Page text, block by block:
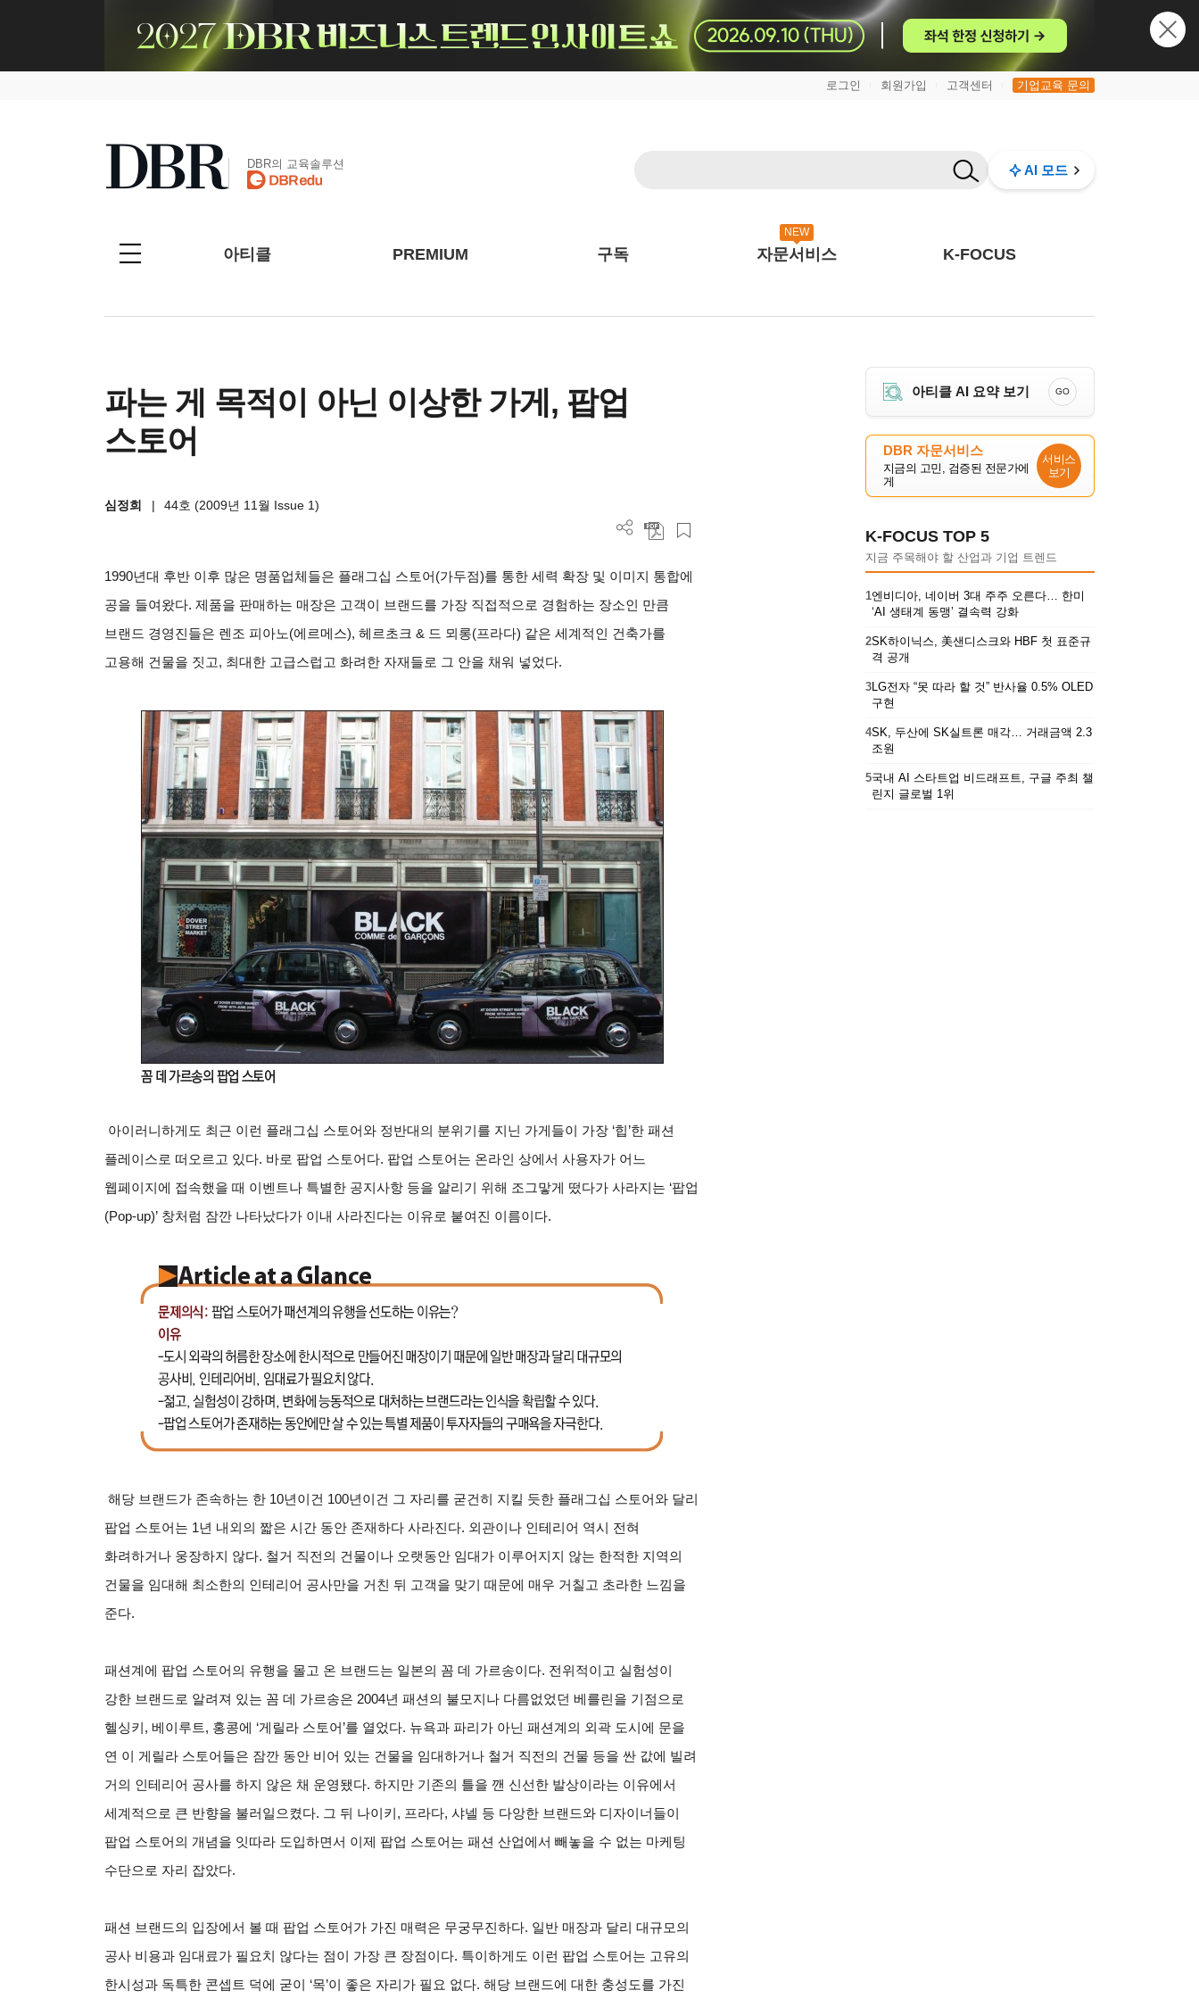
로그인 회원가입 고객센터 기업교육 문의
DBR의 교육솔루션 AI 모드
아티클 PREMIUM 구독
NEW
자문서비스 K-FOCUS
파는 게 목적이 아닌 이상한 가게, 팝업
스토어
심정희 | 44호 (2009년 11월 Issue 1)
1990년대 후반 이후 많은 명품업체들은 플래그십 스토어(가두점)를 통한 세력 확장 및 이미지 통합에
공을 들여왔다. 제품을 판매하는 매장은 고객이 브랜드를 가장 직접적으로 경험하는 장소인 만큼
브랜드 경영진들은 렌조 피아노(에르메스), 헤르초크 & 드 뫼롱(프라다) 같은 세계적인 건축가를
고용해 건물을 짓고, 최대한 고급스럽고 화려한 자재들로 그 안을 채워 넣었다.
아이러니하게도 최근 이런 플래그십 스토어와 정반대의 분위기를 지닌 가게들이 가장 ‘힙’한 패션
플레이스로 떠오르고 있다. 바로 팝업 스토어다. 팝업 스토어는 온라인 상에서 사용자가 어느
웹페이지에 접속했을 때 이벤트나 특별한 공지사항 등을 알리기 위해 조그맣게 떴다가 사라지는 ‘팝업
(Pop-up)’ 창처럼 잠깐 나타났다가 이내 사라진다는 이유로 붙여진 이름이다.
해당 브랜드가 존속하는 한 10년이건 100년이건 그 자리를 굳건히 지킬 듯한 플래그십 스토어와 달리
팝업 스토어는 1년 내외의 짧은 시간 동안 존재하다 사라진다. 외관이나 인테리어 역시 전혀
화려하거나 웅장하지 않다. 철거 직전의 건물이나 오랫동안 임대가 이루어지지 않는 한적한 지역의
건물을 임대해 최소한의 인테리어 공사만을 거친 뒤 고객을 맞기 때문에 매우 거칠고 초라한 느낌을
준다.
패션계에 팝업 스토어의 유행을 몰고 온 브랜드는 일본의 꼼 데 가르송이다. 전위적이고 실험성이
강한 브랜드로 알려져 있는 꼼 데 가르송은 2004년 패션의 불모지나 다름없었던 베를린을 기점으로
헬싱키, 베이루트, 홍콩에 ‘게릴라 스토어’를 열었다. 뉴욕과 파리가 아닌 패션계의 외곽 도시에 문을
연 이 게릴라 스토어들은 잠깐 동안 비어 있는 건물을 임대하거나 철거 직전의 건물 등을 싼 값에 빌려
거의 인테리어 공사를 하지 않은 채 운영됐다. 하지만 기존의 틀을 깬 신선한 발상이라는 이유에서
세계적으로 큰 반향을 불러일으켰다. 그 뒤 나이키, 프라다, 샤넬 등 다앙한 브랜드와 디자이너들이
팝업 스토어의 개념을 잇따라 도입하면서 이제 팝업 스토어는 패션 산업에서 빼놓을 수 없는 마케팅
수단으로 자리 잡았다.
패션 브랜드의 입장에서 볼 때 팝업 스토어가 가진 매력은 무궁무진하다. 일반 매장과 달리 대규모의
공사 비용과 임대료가 필요치 않다는 점이 가장 큰 장점이다. 특이하게도 이런 팝업 스토어는 고유의
한시성과 독특한 콘셉트 덕에 굳이 ‘목’이 좋은 자리가 필요 없다. 해당 브랜드에 대한 충성도를 가진
아티클 AI 요약 보기 GO
DBR 자문서비스
지금의 고민, 검증된 전문가에
게
서비스
보기
K-FOCUS TOP 5
지금 주목해야 할 산업과 기업 트렌드
1엔비디아, 네이버 3대 주주 오른다… 한미
‘AI 생태계 동맹’ 결속력 강화
2SK하이닉스, 美샌디스크와 HBF 첫 표준규
격 공개
3LG전자 “못 따라 할 것” 반사율 0.5% OLED
구현
4SK, 두산에 SK실트론 매각… 거래금액 2.3
조원
5국내 AI 스타트업 비드래프트, 구글 주최 챌
린지 글로벌 1위